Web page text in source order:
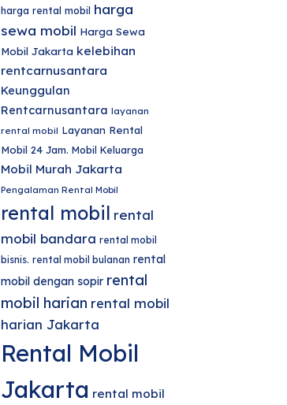
harga rental mobil harga
sewa mobil Harga Sewa
Mobil Jakarta kelebihan
rentcarnusantara
Keunggulan
Rentcarnusantara layanan
rental mobil Layanan Rental
Mobil 24 Jam. Mobil Keluarga
Mobil Murah Jakarta
Pengalaman Rental Mobil
rental mobil rental
mobil bandara rental mobil
bisnis. rental mobil bulanan rental
mobil dengan sopir rental
mobil harian rental mobil
harian Jakarta
Rental Mobil
Jakarta rental mobil